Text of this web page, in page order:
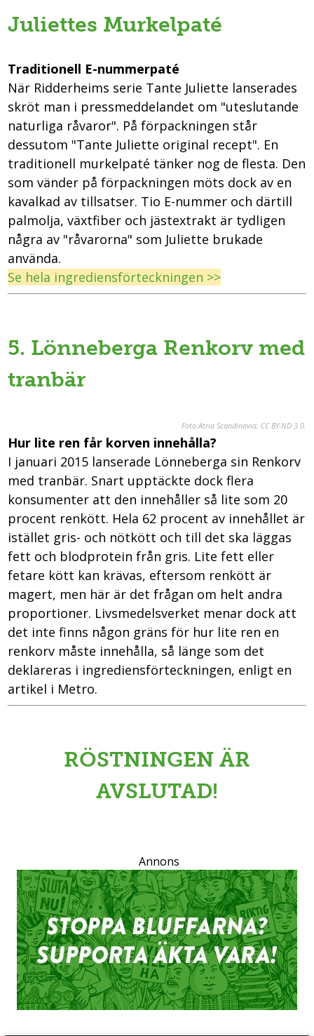
Juliettes Murkelpaté
Traditionell E-nummerpaté
När Ridderheims serie Tante Juliette lanserades
skröt man i pressmeddelandet om "uteslutande
naturliga råvaror". På förpackningen står
dessutom "Tante Juliette original recept". En
traditionell murkelpaté tänker nog de flesta. Den
som vänder på förpackningen möts dock av en
kavalkad av tillsatser. Tio E-nummer och därtill
palmolja, växtfiber och jästextrakt är tydligen
några av "råvarorna" som Juliette brukade
använda.
Se hela ingrediensförteckningen >>
5. Lönneberga Renkorv med
tranbär
Foto:Atria Scandinavia, CC BY-ND 3.0.
Hur lite ren får korven innehålla?
I januari 2015 lanserade Lönneberga sin Renkorv
med tranbär. Snart upptäckte dock flera
konsumenter att den innehåller så lite som 20
procent renkött. Hela 62 procent av innehållet är
istället gris- och nötkött och till det ska läggas
fett och blodprotein från gris. Lite fett eller
fetare kött kan krävas, eftersom renkött är
magert, men här är det frågan om helt andra
proportioner. Livsmedelsverket menar dock att
det inte finns någon gräns för hur lite ren en
renkorv måste innehålla, så länge som det
deklareras i ingrediensförteckningen, enligt en
artikel i Metro.
RÖSTNINGEN ÄR
AVSLUTAD!
Annons